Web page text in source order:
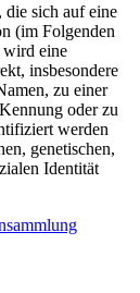
die sich auf eine
(im Folgenden
wird eine
insbesondere
zu einer
oder zu
werden
genetischen,
Identität